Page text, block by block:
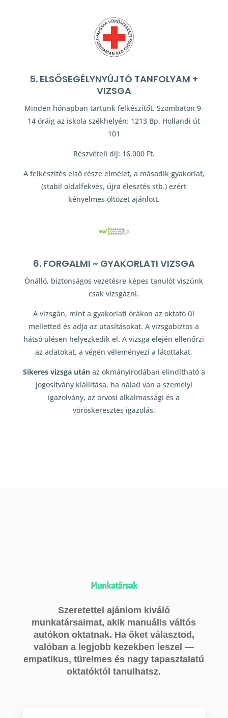
5. ELSŐSEGÉLYNYÚJTÓ TANFOLYAM +
VIZSGA
Minden hónapban tartunk felkészítőt. Szombaton 9-
14 óráig az iskola székhelyén: 1213 Bp. Hollandi út
101
Részvételi díj: 16.000 Ft.
A felkészítés első része elmélet, a második gyakorlat,
(stabil oldalfekvés, újra élesztés stb.) ezért
kényelmes öltözet ajánlott.
6. FORGALMI ~ GYAKORLATI VIZSGA
Önálló, biztonságos vezetésre képes tanulót viszünk
csak vizsgázni.
A vizsgán, mint a gyakorlati órákon az oktató ül
melletted és adja az utasításokat. A vizsgabiztos a
hátsó ülésen helyezkedik el. A vizsga elején ellenőrzi
az adatokat, a végén véleményezi a látottakat.
Sikeres vizsga utánaz okmányirodában elindítható a
jogosítvány kiállítása, ha nálad van a személyi
igazolvány, az orvosi alkalmassági és a
vöröskeresztes igazolás.
Munkatársak
Szeretettel ajánlom kiváló
munkatársaimat, akik manuális váltós
autókon oktatnak. Ha őket választod,
valóban a legjobb kezekben leszel —
empatikus, türelmes és nagy tapasztalatú
oktatóktól tanulhatsz.